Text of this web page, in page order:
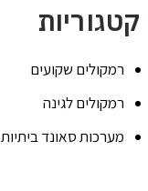
קטגוריות
רמקולים שקועים
רמקולים לגינה
מערכות סאונד ביתיות